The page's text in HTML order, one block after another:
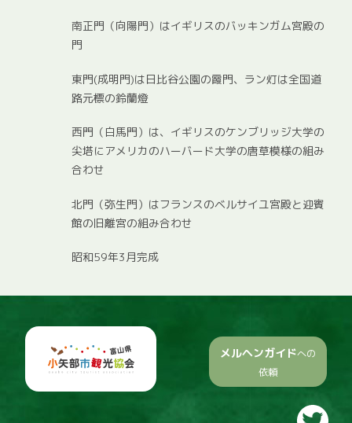
南正門（向陽門）はイギリスのバッキンガム宮殿の
門
東門(成明門)は日比谷公園の霞門、ラン灯は全国道
路元標の鈴蘭燈
西門（白馬門）は、イギリスのケンブリッジ大学の
尖塔にアメリカのハーバード大学の唐草模様の組み
合わせ
北門（弥生門）はフランスのベルサイユ宮殿と迎賓
館の旧離宮の組み合わせ
昭和59年3月完成
メルヘンガイドへの
依頼